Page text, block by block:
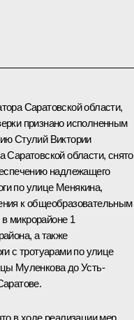
Саратовской области,
признано исполненным
Стулий Виктории
Саратовской области, снято
надлежащего
по улице Менякина,
к общеобразовательным
микрорайоне 1
а также
с тротуарами по улице
Муленкова до Усть-